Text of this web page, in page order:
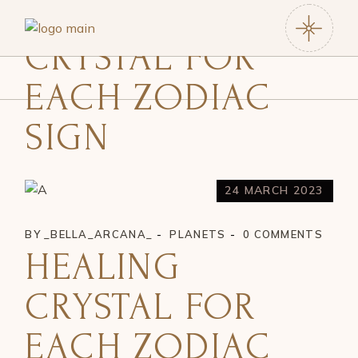
HEALING
CRYSTAL FOR
EACH ZODIAC
SIGN
24 MARCH 2023
BY _BELLA_ARCANA_ PLANETS 0 COMMENTS
HEALING
CRYSTAL FOR
EACH ZODIAC